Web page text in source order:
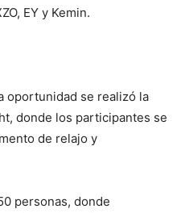
EY y Kemin.
oportunidad se realizó la
donde los participantes se
de relajo y
personas, donde